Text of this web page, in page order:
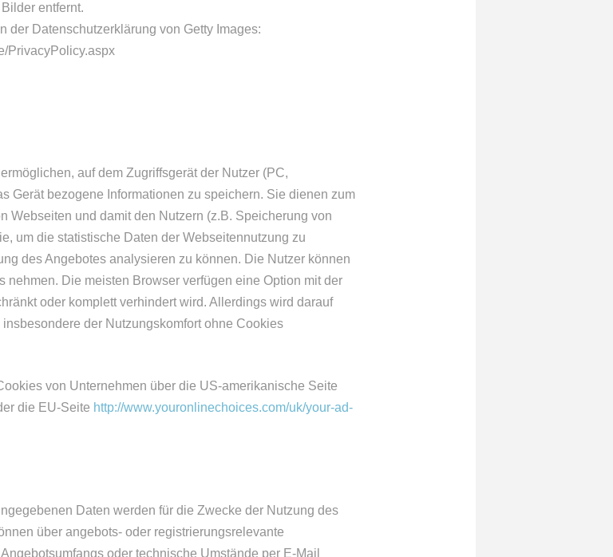
entfernt.
der Datenschutzerklärung von Getty Images:
PrivacyPolicy.aspx
auf dem Zugriffsgerät der Nutzer (PC,
Gerät bezogene Informationen zu speichern. Sie dienen zum
Webseiten und damit den Nutzern (z.B. Speicherung von
um die statistische Daten der Webseitennutzung zu
des Angebotes analysieren zu können. Die Nutzer können
nehmen. Die meisten Browser verfügen eine Option mit der
oder komplett verhindert wird. Allerdings wird darauf
der Nutzungskomfort ohne Cookies
von Unternehmen über die US-amerikanische Seite
die EU-Seite http://www.youronlinechoices.com/uk/your-ad-
Daten werden für die Zwecke der Nutzung des
über angebots- oder registrierungsrelevante
oder technische Umstände per E-Mail